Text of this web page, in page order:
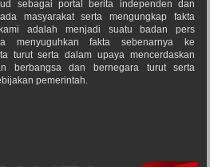
sebagai portal berita independen dan
masyarakat serta mengungkap fakta
adalah menjadi suatu badan pers
menyuguhkan fakta sebenarnya ke
turut serta dalam upaya mencerdaskan
berbangsa dan bernegara turut serta
pemerintah.